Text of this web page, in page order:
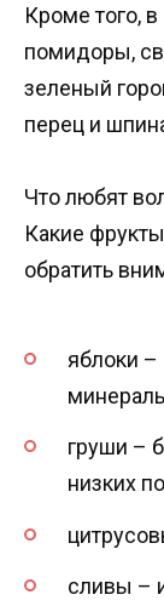
Кроме того,
помидоры,
зеленый
перец и
Что любят
Какие
обратить
яблоки –
груши –
низких
сливы –